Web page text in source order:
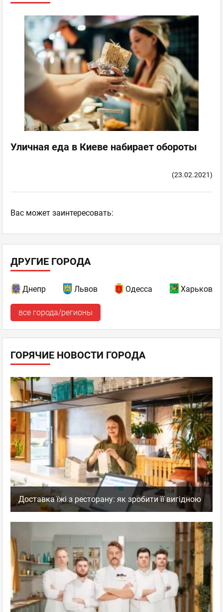
Уличная еда в Киеве набирает обороты
(23.02.2021)
Ваc может заинтересовать:
ДРУГИЕ ГОРОДА
Днепр Львов Одесса Харьков
все города/регионы
ГОРЯЧИЕ НОВОСТИ ГОРОДА
Доставка їжі з ресторану: як зробити її вигідною